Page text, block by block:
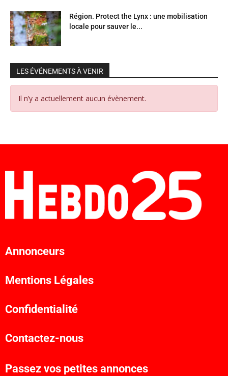
Région. Protect the Lynx : une mobilisation
locale pour sauver le...
LES ÉVÉNEMENTS À VENIR
Il n’y a actuellement aucun évènement.
Annonceurs
Mentions Légales
Confidentialité
Contactez-nous
Passez vos petites annonces